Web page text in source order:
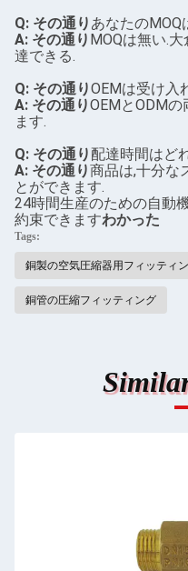
Q: その通り あなたのMOQ
A: その通り MOQは無い.
達できる.
Q: その通りOEMは受け入
A: その通りOEMとODM
ます.
Q: その通り 配達時間はど
A: その通り商品は,十分な
とができます.
24時間生産のための自動
約束できますわかった
Tags:
銅製の空気圧縮器用フィッティ
銅管の圧縮フィッティング